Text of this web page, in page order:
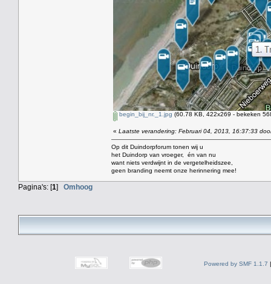
begin_bij_nr._1.jpg (60.78 KB, 422x269 - bekeken
« Laatste verandering: Februari 04, 2013, 16:37:33
Op dit Duindorpforum tonen wij u
het Duindorp van vroeger, én van nu
want niets verdwijnt in de vergetelheidszee,
geen branding neemt onze herinnering mee!
Pagina's: [1] Omhoog
Powered by SMF 1.1.7